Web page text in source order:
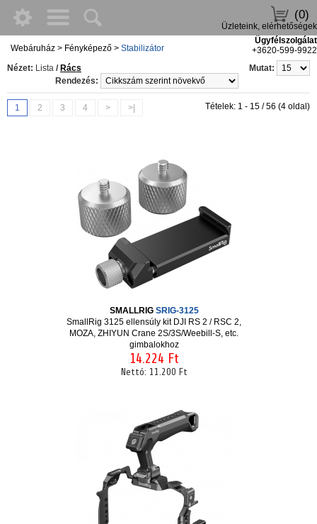
(0)
Üzleteink, elérhetőségek
Ügyfélszolgálat
+3620-599-9922
Webáruház > Fényképező > Stabilizátor
Nézet: Lista / Rács
Mutat:
Rendezés:
1 2 3 4 > >| Tételek: 1 - 15 / 56 (4 oldal)
SMALLRIG SRIG-3125
SmallRig 3125 ellensúly kit DJI RS 2 / RSC 2,
MOZA, ZHIYUN Crane 2S/3S/Weebill-S, etc.
gimbalokhoz
14.224 Ft
Nettó: 11.200 Ft